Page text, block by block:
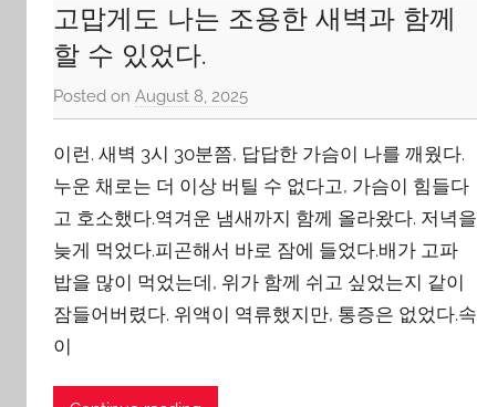
고맙게도 나는 조용한 새벽과 함께
할 수 있었다.
Posted on August 8, 2025
y
J
o
n
g
o
o
이런. 새벽 3시 30분쯤, 답답한 가슴이 나를 깨웠다.
누운 채로는 더 이상 버틸 수 없다고, 가슴이 힘들다
고 호소했다.역겨운 냄새까지 함께 올라왔다. 저녁을
늦게 먹었다.피곤해서 바로 잠에 들었다.배가 고파
밥을 많이 먹었는데, 위가 함께 쉬고 싶었는지 같이
잠들어버렸다. 위액이 역류했지만, 통증은 없었다.속
이